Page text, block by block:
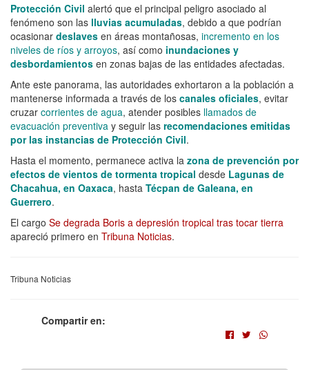
Protección Civil alertó que el principal peligro asociado al
fenómeno son las lluvias acumuladas, debido a que podrían
ocasionar deslaves en áreas montañosas, incremento en los
niveles de ríos y arroyos, así como inundaciones y
desbordamientos en zonas bajas de las entidades afectadas.
Ante este panorama, las autoridades exhortaron a la población a
mantenerse informada a través de los canales oficiales, evitar
cruzar corrientes de agua, atender posibles llamados de
evacuación preventiva y seguir las recomendaciones emitidas
por las instancias de Protección Civil.
Hasta el momento, permanece activa la zona de prevención por
efectos de vientos de tormenta tropical desde Lagunas de
Chacahua, en Oaxaca, hasta Técpan de Galeana, en
Guerrero.
El cargo Se degrada Boris a depresión tropical tras tocar tierra
apareció primero en Tribuna Noticias.
Tribuna Noticias
Compartir en: